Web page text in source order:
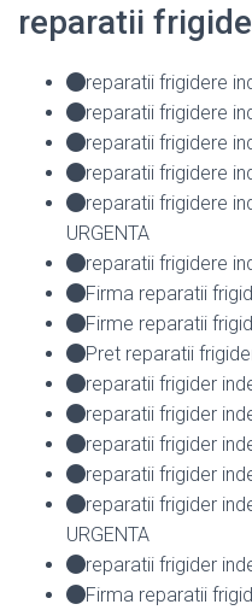
reparatii
reparatii frigidere
reparatii frigidere
reparatii frigidere
reparatii frigidere
reparatii frigidere
URGENTA
reparatii frigidere
Firma reparatii
Firme reparatii
Pret reparatii
reparatii frigider
reparatii frigider
reparatii frigider
reparatii frigider
reparatii frigider
URGENTA
reparatii frigider
Firma reparatii